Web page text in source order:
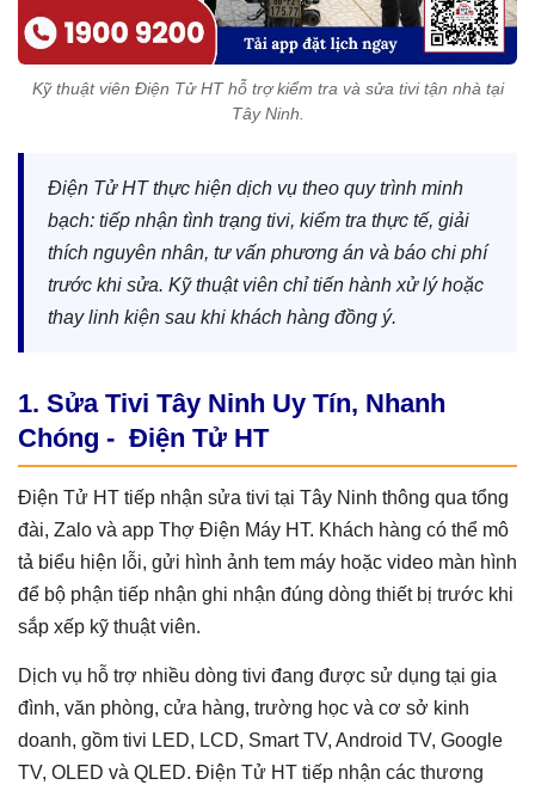
Kỹ thuật viên Điện Tử HT hỗ trợ kiểm tra và sửa tivi tận nhà tại
Tây Ninh.
Điện Tử HT thực hiện dịch vụ theo quy trình minh
bạch: tiếp nhận tình trạng tivi, kiểm tra thực tế, giải
thích nguyên nhân, tư vấn phương án và báo chi phí
trước khi sửa. Kỹ thuật viên chỉ tiến hành xử lý hoặc
thay linh kiện sau khi khách hàng đồng ý.
1. Sửa Tivi Tây Ninh Uy Tín, Nhanh
Chóng - Điện Tử HT
Điện Tử HT tiếp nhận sửa tivi tại Tây Ninh thông qua tổng
đài, Zalo và app Thợ Điện Máy HT. Khách hàng có thể mô
tả biểu hiện lỗi, gửi hình ảnh tem máy hoặc video màn hình
để bộ phận tiếp nhận ghi nhận đúng dòng thiết bị trước khi
sắp xếp kỹ thuật viên.
Dịch vụ hỗ trợ nhiều dòng tivi đang được sử dụng tại gia
đình, văn phòng, cửa hàng, trường học và cơ sở kinh
doanh, gồm tivi LED, LCD, Smart TV, Android TV, Google
TV, OLED và QLED. Điện Tử HT tiếp nhận các thương